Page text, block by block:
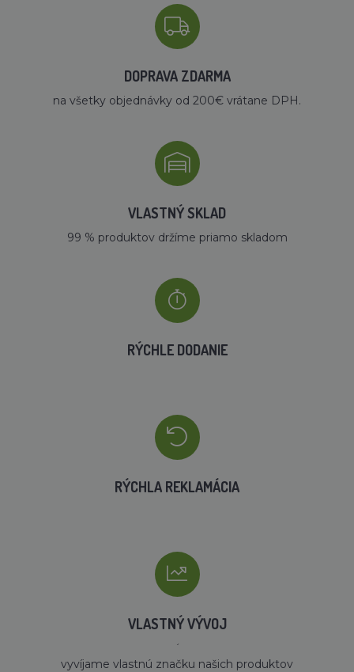
DOPRAVA ZDARMA
na všetky objednávky od 200€ vrátane DPH.
VLASTNÝ SKLAD
99 % produktov držíme priamo skladom
RÝCHLE DODANIE
RÝCHLA REKLAMÁCIA
VLASTNÝ VÝVOJ
´
vyvíjame vlastnú značku našich produktov